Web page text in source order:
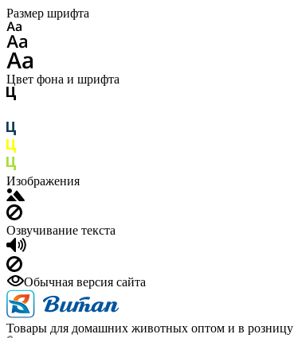
Размер шрифта
Цвет фона и шрифта
Изображения
Озвучивание текста
Обычная версия сайта
Товары для домашних животных оптом и в розницу